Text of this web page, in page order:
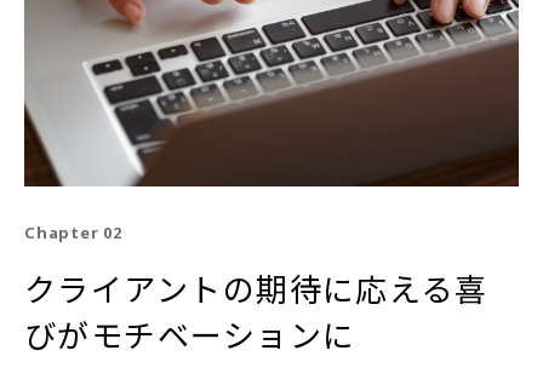
Chapter 02
クライアントの期待に応える喜
びがモチベーションに